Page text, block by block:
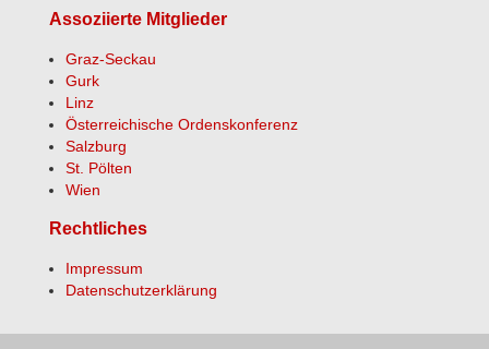
Assoziierte Mitglieder
Graz-Seckau
Gurk
Linz
Österreichische Ordenskonferenz
Salzburg
St. Pölten
Wien
Rechtliches
Impressum
Datenschutzerklärung